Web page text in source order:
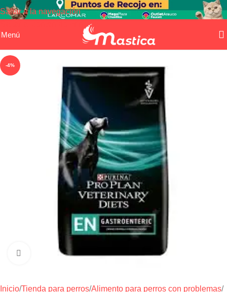
Saltar a la navegación
Saltar al contenido principal
Menú
-4%
Haga clic para ampliar
Inicio/Tienda para perros/Alimento para perros con problemas/